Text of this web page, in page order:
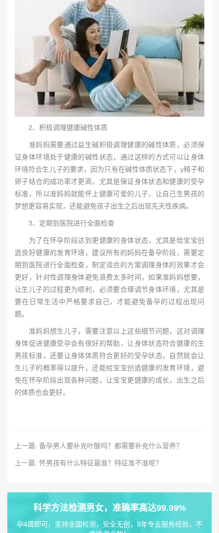
2、积极调理健康碱性体质
准妈妈需要通过益生碱积极调理健康的碱性体质，必须保
证身体环境处于健康的碱性状态，通过这样的方式可以让身体
环境符合生儿子的要求，因为只有在碱性体质状态下，y精子和
卵子结合的成功率才更高，尤其是保证身体状态和健康的受孕
标准，所以准妈妈就能怀上健康可爱的儿子，让自己生男孩的
梦想更容易实现，还能避免孩子出生之后出现先天性疾病。
3、定期到医院进行全面检查
为了在怀孕阶段达到更健康的身体状态，尤其是给宝宝创
造良好健康的发育环境，建议所有的妈妈在备孕阶段，需要定
期到医院进行全面检查，制定适合的方案调理身体的效果才会
更好，针对性调理身体避免浪费太多时间，如果准妈妈想要，
让生儿子的过程更为顺利，必须要合理调节身体环境，尤其是
要在日常生活中严格要求自己，才能避免备孕的过程出现问
题。
准妈妈想生儿子，需要注意以上这些细节问题，这对调理
身体促进健康受孕会有很好的帮助，让身体状态符合健康的生
男孩标准，还要让身体体质符合更好的受孕状态，自然就会让
生儿子的概率得以提升，还能给宝宝创造健康的发育环境，避
免在怀孕阶段出现各种问题，让宝宝更健康的成长，出生之后
的体质也会更好。
上一篇: 备孕男人要补充叶酸吗？都需要补充什么营养？
上一篇: 怀男孩有什么特征最准？特征准不准呢？
科学方法检测男女，准确率高达99.99%
孕4周即可，支持全国检测，安全无创，8年专业服务经验，不